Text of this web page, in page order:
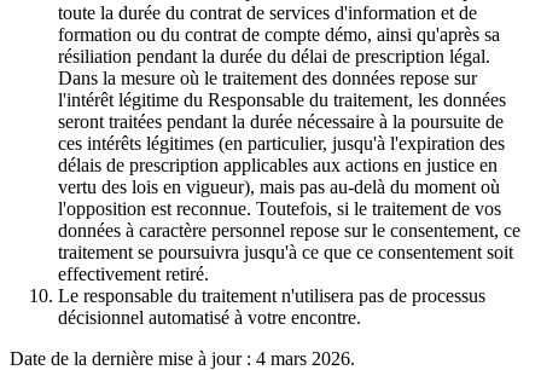
toute la durée du contrat de services d'information et de
formation ou du contrat de compte démo, ainsi qu'après sa
résiliation pendant la durée du délai de prescription légal.
Dans la mesure où le traitement des données repose sur
l'intérêt légitime du Responsable du traitement, les données
seront traitées pendant la durée nécessaire à la poursuite de
ces intérêts légitimes (en particulier, jusqu'à l'expiration des
délais de prescription applicables aux actions en justice en
vertu des lois en vigueur), mais pas au-delà du moment où
l'opposition est reconnue. Toutefois, si le traitement de vos
données à caractère personnel repose sur le consentement, ce
traitement se poursuivra jusqu'à ce que ce consentement soit
effectivement retiré.
Le responsable du traitement n'utilisera pas de processus
décisionnel automatisé à votre encontre.
Date de la dernière mise à jour : 4 mars 2026.